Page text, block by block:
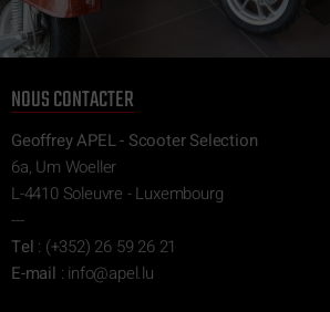
NOUS CONTACTER
Geoffrey APEL - Scooter Selection
6a, Um Woeller
L-4410 Soleuvre - Luxembourg
---
Tel : (+352) 26 59 26 21
E-mail : ul.le
pa@of
ni